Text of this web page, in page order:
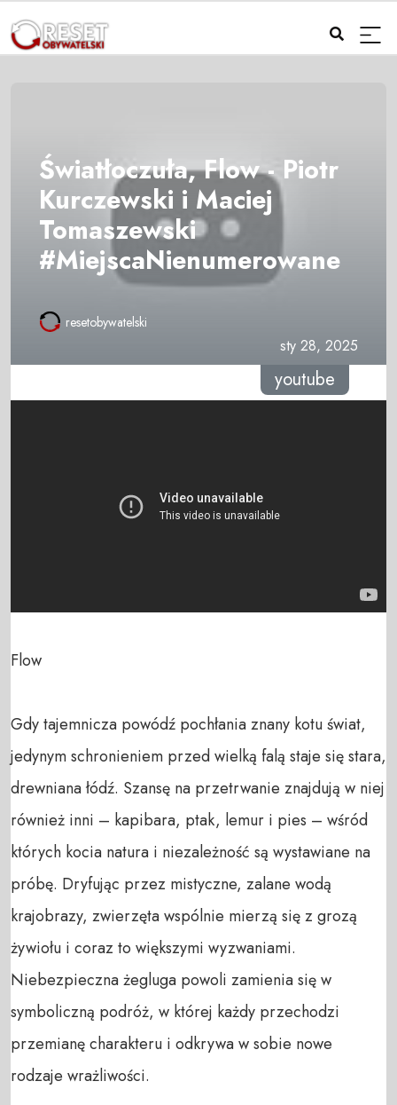
Światłoczuła, Flow - Piotr
Kurczewski i Maciej
Tomaszewski
#MiejscaNienumerowane
resetobywatelski
sty 28, 2025
youtube
Flow
Gdy tajemnicza powódź pochłania znany kotu świat,
jedynym schronieniem przed wielką falą staje się stara,
drewniana łódź. Szansę na przetrwanie znajdują w niej
również inni – kapibara, ptak, lemur i pies – wśród
których kocia natura i niezależność są wystawiane na
próbę. Dryfując przez mistyczne, zalane wodą
krajobrazy, zwierzęta wspólnie mierzą się z grozą
żywiołu i coraz to większymi wyzwaniami.
Niebezpieczna żegluga powoli zamienia się w
symboliczną podróż, w której każdy przechodzi
przemianę charakteru i odkrywa w sobie nowe
rodzaje wrażliwości.